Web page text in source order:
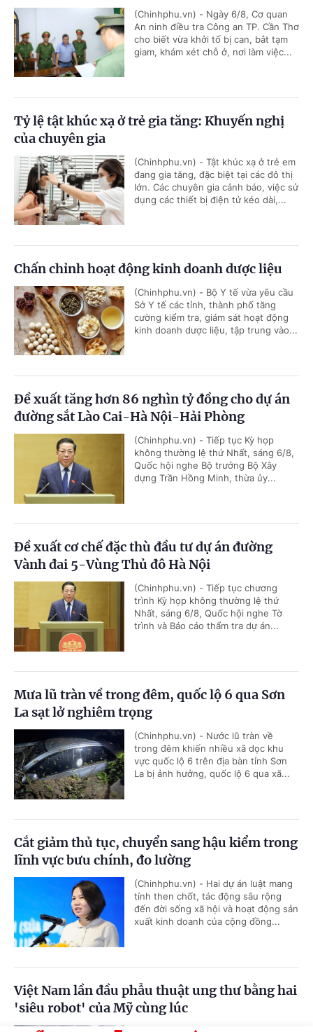
(Chinhphu.vn) - Ngày 6/8, Cơ quan
An ninh điều tra Công an TP. Cần Thơ
cho biết vừa khởi tố bị can, bắt tạm
giam, khám xét chỗ ở, nơi làm việc...
Tỷ lệ tật khúc xạ ở trẻ gia tăng: Khuyến nghị
của chuyên gia
(Chinhphu.vn) - Tật khúc xạ ở trẻ em
đang gia tăng, đặc biệt tại các đô thị
lớn. Các chuyên gia cảnh báo, việc sử
dụng các thiết bị điện tử kéo dài,...
Chấn chỉnh hoạt động kinh doanh dược liệu
(Chinhphu.vn) - Bộ Y tế vừa yêu cầu
Sở Y tế các tỉnh, thành phố tăng
cường kiểm tra, giám sát hoạt động
kinh doanh dược liệu, tập trung vào...
Đề xuất tăng hơn 86 nghìn tỷ đồng cho dự án
đường sắt Lào Cai-Hà Nội-Hải Phòng
(Chinhphu.vn) - Tiếp tục Kỳ họp
không thường lệ thứ Nhất, sáng 6/8,
Quốc hội nghe Bộ trưởng Bộ Xây
dựng Trần Hồng Minh, thừa ủy...
Đề xuất cơ chế đặc thù đầu tư dự án đường
Vành đai 5-Vùng Thủ đô Hà Nội
(Chinhphu.vn) - Tiếp tục chương
trình Kỳ họp không thường lệ thứ
Nhất, sáng 6/8, Quốc hội nghe Tờ
trình và Báo cáo thẩm tra dự án...
Mưa lũ tràn về trong đêm, quốc lộ 6 qua Sơn
La sạt lở nghiêm trọng
(Chinhphu.vn) - Nước lũ tràn về
trong đêm khiến nhiều xã dọc khu
vực quốc lộ 6 trên địa bàn tỉnh Sơn
La bị ảnh hưởng, quốc lộ 6 qua xã...
Cắt giảm thủ tục, chuyển sang hậu kiểm trong
lĩnh vực bưu chính, đo lường
(Chinhphu.vn) - Hai dự án luật mang
tính then chốt, tác động sâu rộng
đến đời sống xã hội và hoạt động sản
xuất kinh doanh của cộng đồng...
Việt Nam lần đầu phẫu thuật ung thư bằng hai
'siêu robot' của Mỹ cùng lúc